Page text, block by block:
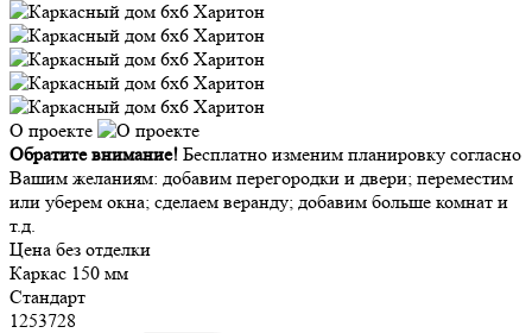
О проекте
Обратите внимание! Бесплатно изменим планировку согласно
Вашим желаниям: добавим перегородки и двери; переместим
или уберем окна; сделаем веранду; добавим больше комнат и
т.д.
Цена без отделки
Каркас 150 мм
Стандарт
1253728